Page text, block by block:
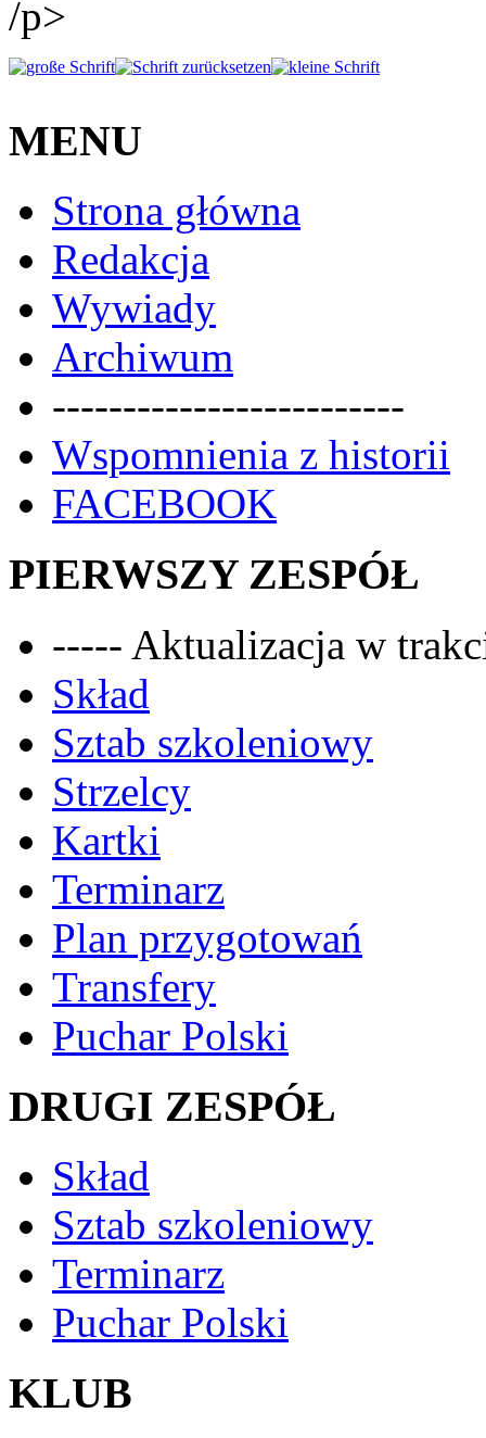
/p>
MENU
Strona główna
Redakcja
Wywiady
Archiwum
-------------------------
Wspomnienia z historii
FACEBOOK
PIERWSZY ZESPÓŁ
----- Aktualizacja w
Skład
Sztab szkoleniowy
Strzelcy
Kartki
Terminarz
Plan przygotowań
Transfery
Puchar Polski
DRUGI ZESPÓŁ
Skład
Sztab szkoleniowy
Terminarz
Puchar Polski
KLUB